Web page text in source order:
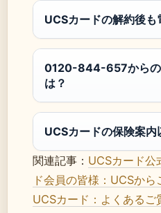
UCSカードの解約後も
0120-844-657からの
は？
UCSカードの保険案
関連記事： UCSカード公
ド会員の皆様：UCSから
UCSカード：よくある